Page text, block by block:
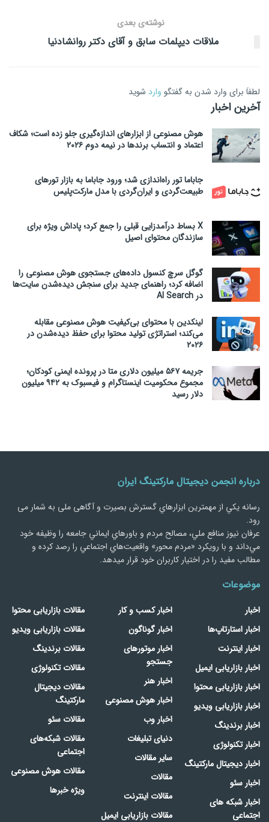
نوشته‌ی بعدی
ملاقات دیپلمات سابق و آقای دکتر روانشادنیا
لطفاَ برای وارد شدن به گفتگو وارد شوید
آخرین اخبار
هوش مصنوعی از ابزارهای اندازه‌گیری جلو زده است؛ شکاف
اعتماد و انتساب برندها در نیمه دوم ۲۰۲۶
جاباما تور راه‌اندازی شد؛ ورود جاباما به بازار تورهای
طبیعت‌گردی و ایران‌گردی با مدل مارکت‌پلیس
X بساط درآمدزایی قبلی را جمع کرد؛ پاداش ویژه برای
سازندگان محتوای اصیل
گوگل سرچ کنسول داده‌های جستجوی هوش مصنوعی را
اضافه کرد؛ راهنمای جدید برای سنجش دیده‌شدن سایت‌ها
در AI Search
لینکدین با محتوای بی‌کیفیت هوش مصنوعی مقابله
می‌کند؛ استراتژی تولید محتوا برای حفظ دیده‌شدن در
۲۰۲۶
جریمه ۵۶۷ میلیون دلاری متا در پرونده ایمنی کودکان؛
مجموع محکومیت اینستاگرام و فیسبوک به ۹۴۲ میلیون
دلار رسید
درباره انجمن دیجیتال مارکتینگ ایران
رسانه يكي از مهمترین ابزارهاي گسترش بصیرت و آگاهی ملی به شمار می
رود.
عرفان نیوز منافع ملي، مصالح مردم و باورهاي ايماني جامعه را وظيفه خود
مي‌داند و با رويكرد «مردم‌ محور» واقعيت‌هاي اجتماعي را رصد کرده و
مطالب مفید را در اختیار کاربران خود قرار میدهد.
موضوعات
اخبار
اخبار استارتاپ‌ها
اخبار اینترنت
اخبار بازاریابی ایمیل
اخبار بازاریابی محتوا
اخبار بازاریابی ویدیو
اخبار برندینگ
اخبار تکنولوژی
اخبار دیجیتال مارکتینگ
اخبار سئو
اخبار شبکه های
اجتماعی
اخبار کسب و کار
اخبار گوناگون
اخبار موتورهای
جستجو
اخبار هنر
اخبار هوش مصنوعی
اخبار وب
دنیای تبلیغات
سایر مقالات
مقالات
مقالات اینترنت
مقالات بازاریابی ایمیل
مقالات بازاریابی محتوا
مقالات بازاریابی ویدیو
مقالات برندینگ
مقالات تکنولوژی
مقالات دیجیتال
مارکتینگ
مقالات سئو
مقالات شبکه‌های
اجتماعی
مقالات هوش مصنوعی
ویژه خبرها